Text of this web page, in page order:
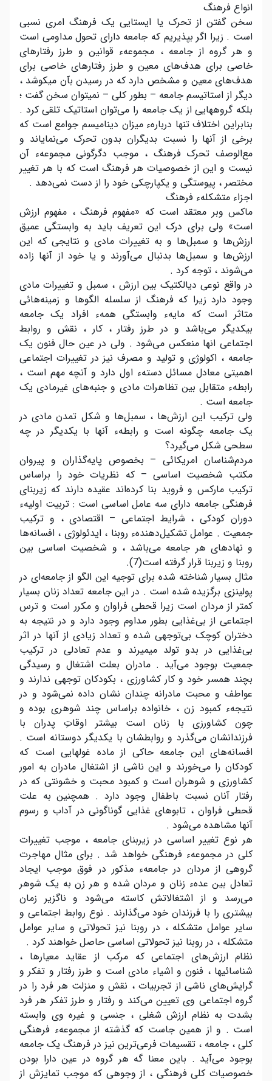
انواع فرهنگ
سخن گفتن از تحرک یا ایستایی یک فرهنگ امری نسبی
است . زیرا اگر بپذیریم که جامعه دارای تحول مداومی است
و هر گروه از جامعه ، مجموعهء قوانین و طرز رفتارهای
خاصی برای هدف‌های معین و طرز رفتارهای خاصی برای
هدف‌های معین و مشخص دارد که در رسیدن بآن میکوشد ،
دیگر از استاتیسم جامعه – بطور کلی – نمیتوان سخن گفت ؛
بلکه گروههایی از یک جامعه را می‌توان استاتیک تلقی کرد .
بنابراین اختلاف تنها دربارهء میزان دینامیسم جوامع است که
برخی از آنها را نسبت بدیگران بدون تحرک می‌نمایاند و
مع‌الوصف تحرک فرهنگ ، موجب دگرگونی مجموعهء آن
نیست و این از خصوصیات هر فرهنگ است که با هر تغییر
مختصر ، پیوستگی و یکپارچکی خود را از دست نمی‌دهد .
اجزاء متشکلهء فرهنگ
ماکس وبر معتقد است که «مفهوم فرهنگ ، مفهوم ارزش
است» ولی برای درک این تعریف باید به وابستگی عمیق
ارزش‌ها و سمبل‌ها و به تغییرات مادی و نتایجی که این
ارزش‌ها و سمبل‌ها بدنبال می‌آورند و یا خود از آنها زاده
می‌شوند ، توجه کرد .
در واقع نوعی دیالکتیک بین ارزش ، سمبل و تغییرات مادی
وجود دارد زیرا که فرهنگ از سلسله الگوها و زمینه‌هائی
متاثر است که مایهء وابستگی همهء افراد یک جامعه
بیکدیگر می‌باشد و در طرز رفتار ، کار ، نقش و روابط
اجتماعی انها منعکس می‌شود . ولی در عین حال فنون یک
جامعه ، اکولوژی و تولید و مصرف نیز در تغییرات اجتماعی
اهمیتی معادل مسائل دستهء اول دارد و آنچه مهم است ،
رابطهء متقابل بین تظاهرات مادی و جنبه‌های غیرمادی یک
جامعه است .
ولی ترکیب این ارزش‌ها ، سمبل‌ها و شکل تمدن مادی در
یک جامعه چگونه است و رابطهء آنها با یکدیگر در چه
سطحی شکل می‌گیرد؟
مردم‌شناسان امریکائی – بخصوص پایه‌گذاران و پیروان
مکتب شخصیت اساسی – که نظریات خود را براساس
ترکیب مارکس و فروید بنا کرده‌اند عقیده دارند که زیربنای
فرهنگی جامعه دارای سه عامل اساسی است : تربیت اولیهء
دوران کودکی ، شرایط اجتماعی – اقتصادی ، و ترکیب
جمعیت . عوامل تشکیل‌دهندهء روبنا ، ایدئولوژی ، افسانه‌ها
و نهادهای هر جامعه می‌باشد ، و شخصیت اساسی بین
روبنا و زیربنا قرار گرفته است(7).
مثال بسیار شناخته شده برای توجیه این الگو از جامعه‌ای در
پولینزی برگزیده شده است . در این جامعه تعداد زنان بسیار
کمتر از مردان است زیرا قحطی فراوان و مکرر است و ترس
اجتماعی از بی‌غذایی بطور مداوم وجود دارد و در نتیجه به
دختران کوچک بی‌توجهی شده و تعداد زیادی از آنها در اثر
بی‌غذایی در بدو تولد میمیرند و عدم تعادلی در ترکیب
جمعیت بوجود می‌آید . مادران بعلت اشتغال و رسیدگی
بچند همسر خود و کار کشاورزی ، بکودکان توجهی ندارند و
عواطف و محبت مادرانه چندان نشان داده نمی‌شود و در
نتیجهء کمبود زن ، خانواده براساس چند شوهری بوده و
چون کشاورزی با زنان است بیشتر اوقاتِ پدران با
فرزندانشان می‌گذرد و روابطشان با یکدیگر دوستانه است .
افسانه‌های این جامعه حاکی از ماده غولهایی است که
کودکان را می‎‌خورند و این ناشی از اشتغال مادران به امور
کشاورزی و شوهران است و کمبود محبت و خشونتی که در
رفتار آنان نسبت باطفال وجود دارد . همچنین به علت
قحطی فراوان ، تابوهای غذایی گوناگونی در آداب و رسوم
آنها مشاهده می‌شود .
هر نوع تغییر اساسی در زیربنای جامعه ، موجب تغییرات
کلی در مجموعهء فرهنگی خواهد شد . برای مثال مهاجرت
گروهی از مردان در جامعهء مذکور در فوق موجب ایجاد
تعادل بین عدهء زنان و مردان شده و هر زن به یک شوهر
می‌رسد و از اشتغالاتش کاسته می‌شود و ناگزیر زمان
بیشتری را با فرزندان خود می‌گذارند . نوع روابط اجتماعی و
سایر عوامل متشکله ، در روبنا نیز تحولاتی و سایر عوامل
متشکله ، در روبنا نیز تحولاتی اساسی حاصل خواهند کرد .
نظام ارزش‌های اجتماعی که مرکب از عقاید معیارها ،
شناسائیها ، فنون و اشیاء مادی است و طرز رفتار و تفکر و
گرایش‌های ناشی از تجربیات ، نقش و منزلت هر فرد را در
گروه اجتماعی وی تعیین می‌کند و رفتار و طرز تفکر هر فرد
بشدت به نظام ارزش شغلی ، جنسی و غیره وی وابسته
است . و از همین جاست که گذشته از مجموعهء فرهنگی
کلی ، جامعه ، تقسیمات فرعی‌ترین نیز در فرهنگ یک جامعه
بوجود می‌آید . باین معنا گه هر گروه در عین دارا بودن
خصوصیات کلی فرهنگی ، از وجوهی که موجب تمایزش از